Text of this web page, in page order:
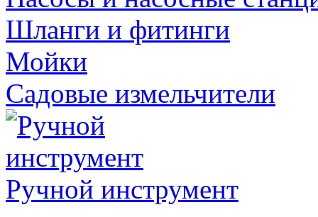
Шланги и фитинги
Мойки
Садовые измельчители
Ручной инструмент